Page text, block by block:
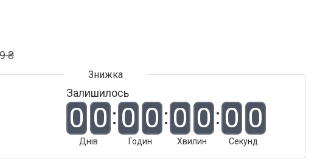
₴
Залишилось
0 0
Днів
0 0
Годин
0 0
Хвилин
0 0
Секунд